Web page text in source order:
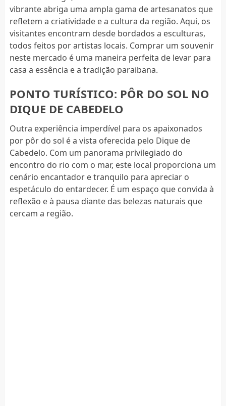
vibrante abriga uma ampla gama de artesanatos que
refletem a criatividade e a cultura da região. Aqui, os
visitantes encontram desde bordados a esculturas,
todos feitos por artistas locais. Comprar um souvenir
neste mercado é uma maneira perfeita de levar para
casa a essência e a tradição paraibana.
PONTO TURÍSTICO: PÔR DO SOL NO
DIQUE DE CABEDELO
Outra experiência imperdível para os apaixonados
por pôr do sol é a vista oferecida pelo Dique de
Cabedelo. Com um panorama privilegiado do
encontro do rio com o mar, este local proporciona um
cenário encantador e tranquilo para apreciar o
espetáculo do entardecer. É um espaço que convida à
reflexão e à pausa diante das belezas naturais que
cercam a região.